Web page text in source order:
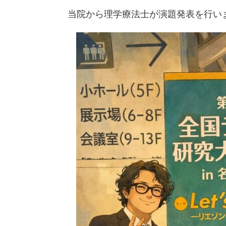
当院から理学療法士が演題発表を行い